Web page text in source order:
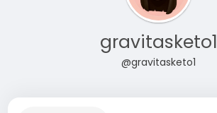
gravitasketo1
@gravitasketo1